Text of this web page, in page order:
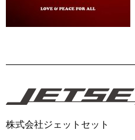
株式会社ジェットセット